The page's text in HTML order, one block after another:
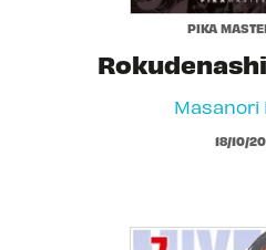
PIKA
Masanori
18/10/